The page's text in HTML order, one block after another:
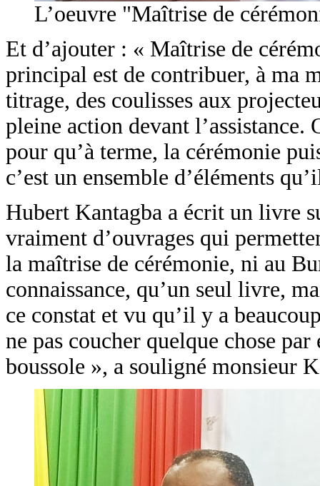
L’oeuvre "Maîtrise de
Et d’ajouter : « Maîtrise de
principal est de contribuer, à ma
titrage, des coulisses aux
pleine action devant l’assistance.
pour qu’à terme, la cérémonie
c’est un ensemble d’éléments
Hubert Kantagba a écrit un livre
vraiment d’ouvrages qui
la maîtrise de cérémonie, ni au
connaissance, qu’un seul livre,
ce constat et vu qu’il y a
ne pas coucher quelque chose
boussole », a souligné monsieur